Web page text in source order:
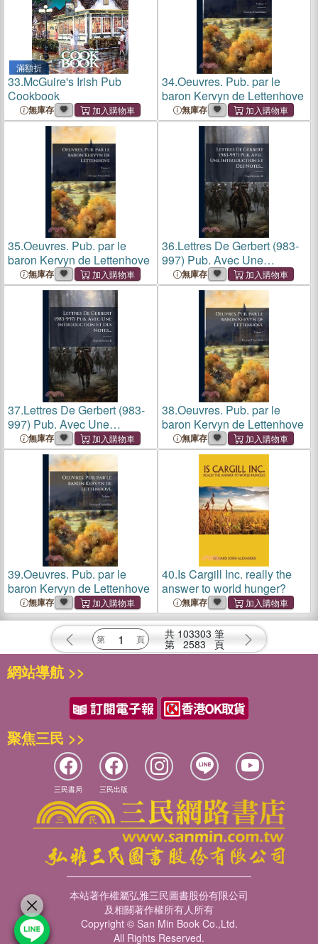
滿額折
33.McGuire's Irish Pub
Cookbook
無庫存
34.Oeuvres. Pub. par le
baron Kervyn de Lettenhove
無庫存
35.Oeuvres. Pub. par le
baron Kervyn de Lettenhove
無庫存
36.Lettres De Gerbert (983-
997) Pub. Avec Une
Introduction Et Des Notes...
無庫存
37.Lettres De Gerbert (983-
997) Pub. Avec Une
Introduction Et Des Notes...
無庫存
38.Oeuvres. Pub. par le
baron Kervyn de Lettenhove
無庫存
39.Oeuvres. Pub. par le
baron Kervyn de Lettenhove
無庫存
40.Is Cargill Inc. really the
answer to world hunger?
無庫存
共 103303 筆
第 2583 頁
網站導航 >>
聚焦三民 >>
三民書局 三民出版
本站著作權屬弘雅三民圖書股份有限公司
及相關著作權所有人所有
Copyright © San Min Book Co.,Ltd.
All Rights Reserved.